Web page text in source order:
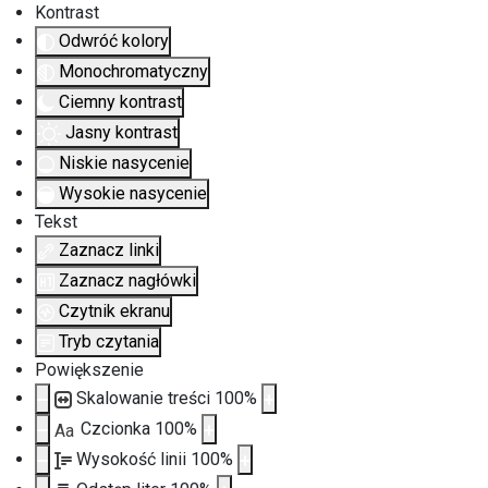
Kontrast
Odwróć kolory
Monochromatyczny
Ciemny kontrast
Jasny kontrast
Niskie nasycenie
Wysokie nasycenie
Tekst
Zaznacz linki
Zaznacz nagłówki
Czytnik ekranu
Tryb czytania
Powiększenie
Skalowanie treści 100%
Aa Czcionka 100%
Wysokość linii 100%